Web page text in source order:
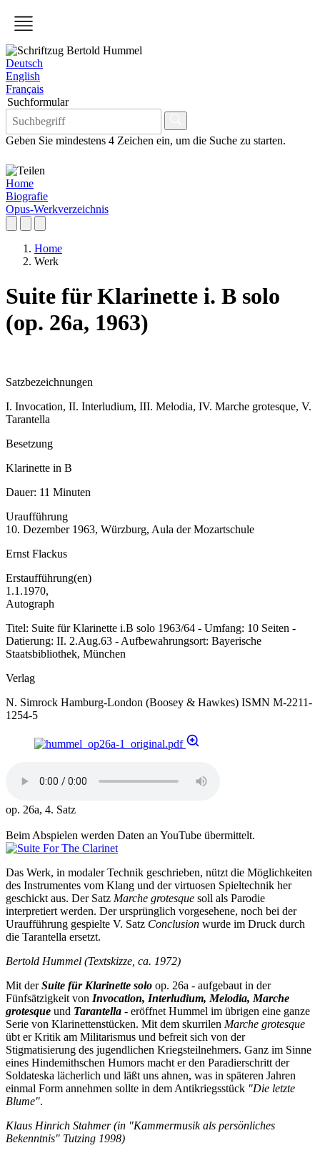
Deutsch
English
Français
Suchformular
Geben Sie mindestens 4 Zeichen ein, um die Suche zu starten.
Home
Biografie
Opus-Werkverzeichnis
Home
Werk
Suite für Klarinette i. B solo
(op. 26a, 1963)
Satzbezeichnungen
I. Invocation, II. Interludium, III. Melodia, IV. Marche grotesque, V.
Tarantella
Besetzung
Klarinette in B
Dauer: 11 Minuten
Uraufführung
10. Dezember 1963, Würzburg, Aula der Mozartschule
Ernst Flackus
Erstaufführung(en)
1.1.1970,
Autograph
Titel: Suite für Klarinette i.B solo 1963/64 - Umfang: 10 Seiten -
Datierung: II. 2.Aug.63 - Aufbewahrungsort: Bayerische
Staatsbibliothek, München
Verlag
N. Simrock Hamburg-London (Boosey & Hawkes) ISMN M-2211-
1254-5
op. 26a, 4. Satz
Beim Abspielen werden Daten an YouTube übermittelt.
Das Werk, in modaler Technik geschrieben, nützt die Möglichkeiten
des Instrumentes vom Klang und der virtuosen Spieltechnik her
geschickt aus. Der Satz Marche grotesque soll als Parodie
interpretiert werden. Der ursprünglich vorgesehene, noch bei der
Uraufführung gespielte V. Satz Conclusion wurde im Druck durch
die Tarantella ersetzt.
Bertold Hummel (Textskizze, ca. 1972)
Mit derSuite für Klarinette solo op. 26a - aufgebaut in der
Fünfsätzigkeit von Invocation, Interludium, Melodia, Marche
grotesque und Tarantella - eröffnet Hummel im übrigen eine ganze
Serie von Klarinettenstücken. Mit dem skurrilen Marche grotesque
übt er Kritik am Militarismus und befreit sich von der
Stigmatisierung des jugendlichen Kriegsteilnehmers. Ganz im Sinne
eines Hindemithschen Humors macht er den Paradierschritt der
Soldateska lächerlich und läßt uns ahnen, was in späteren Jahren
einmal Form annehmen sollte in dem Antikriegsstück "Die letzte
Blume".
Klaus Hinrich Stahmer (in "Kammermusik als persönliches
Bekenntnis" Tutzing 1998)